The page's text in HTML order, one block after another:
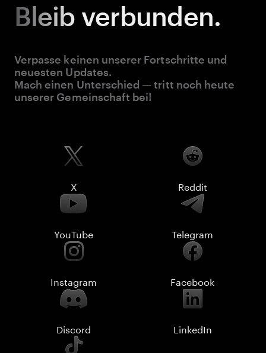
Bleib verbunden.
Verpasse keinen unserer Fortschritte und
neuesten Updates.
Mach einen Unterschied — tritt noch heute
unserer Gemeinschaft bei!
X Reddit
YouTube Telegram
Instagram Facebook
Discord LinkedIn